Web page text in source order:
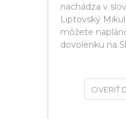
nachádza v
Liptovský
môžete
dovolenku na
OVERIŤ